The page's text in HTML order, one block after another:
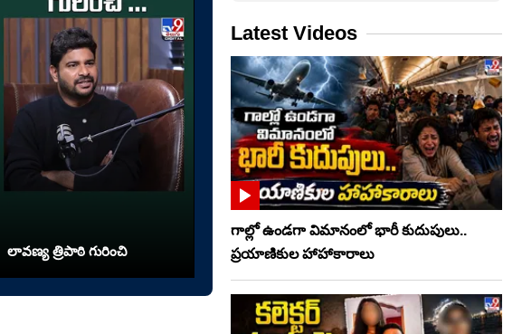
లావణ్య త్రిపాఠి గురించి
Latest Videos
గాల్లో ఉండగా విమానంలో భారీ కుదుపులు..
ప్రయాణికుల హాహాకారాలు